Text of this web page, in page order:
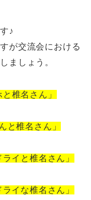
♪
が交流会における
ましょう。
椎名さん」
と椎名さん」
イと椎名さん」
イな椎名さん」